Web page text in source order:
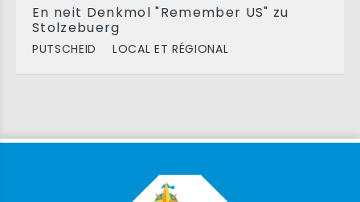
En neit Denkmol "Remember US" zu
Stolzebuerg
PUTSCHEID LOCAL ET RÉGIONAL